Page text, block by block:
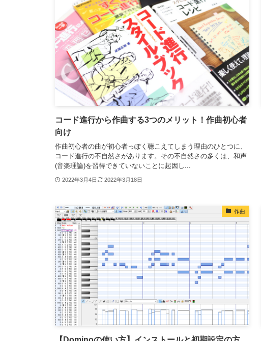
コード進行から作曲する3つのメリット！作曲初心者
向け
作曲初心者の曲が初心者っぽく聴こえてしまう理由のひとつに、
コード進行の不自然さがあります。その不自然さの多くは、和声
(音楽理論)を習得できていないことに起因し...
2022年3月4日 2022年3月18日
作曲